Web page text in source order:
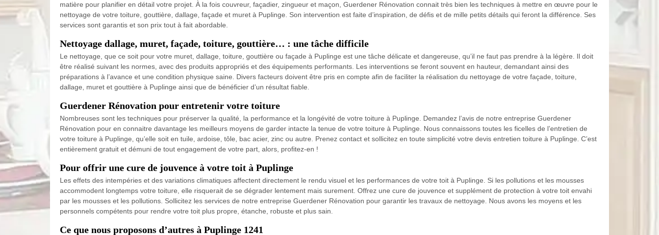
matière pour planifier en détail votre projet. À la fois couvreur, façadier, zingueur et maçon, Guerdener Rénovation connait très bien les techniques à mettre en œuvre pour le
nettoyage de votre toiture, gouttière, dallage, façade et muret à Puplinge. Son intervention est faite d’inspiration, de défis et de mille petits détails qui feront la différence. Ses
services sont garantis et son prix tout à fait abordable.
Nettoyage dallage, muret, façade, toiture, gouttière… : une tâche difficile
Le nettoyage, que ce soit pour votre muret, dallage, toiture, gouttière ou façade à Puplinge est une tâche délicate et dangereuse, qu’il ne faut pas prendre à la légère. Il doit
être réalisé suivant les normes, avec des produits appropriés et des équipements performants. Les interventions se feront souvent en hauteur, demandant ainsi des
préparations à l’avance et une condition physique saine. Divers facteurs doivent être pris en compte afin de faciliter la réalisation du nettoyage de votre façade, toiture,
dallage, muret et gouttière à Puplinge ainsi que de bénéficier d’un résultat fiable.
Guerdener Rénovation pour entretenir votre toiture
Nombreuses sont les techniques pour préserver la qualité, la performance et la longévité de votre toiture à Puplinge. Demandez l’avis de notre entreprise Guerdener
Rénovation pour en connaitre davantage les meilleurs moyens de garder intacte la tenue de votre toiture à Puplinge. Nous connaissons toutes les ficelles de l’entretien de
votre toiture à Puplinge, qu’elle soit en tuile, ardoise, tôle, bac acier, zinc ou autre. Prenez contact et sollicitez en toute simplicité votre devis entretien toiture à Puplinge. C’est
entièrement gratuit et démuni de tout engagement de votre part, alors, profitez-en !
Pour offrir une cure de jouvence à votre toit à Puplinge
Les effets des intempéries et des variations climatiques affectent directement le rendu visuel et les performances de votre toit à Puplinge. Si les pollutions et les mousses
accommodent longtemps votre toiture, elle risquerait de se dégrader lentement mais surement. Offrez une cure de jouvence et supplément de protection à votre toit envahi
par les mousses et les pollutions. Sollicitez les services de notre entreprise Guerdener Rénovation pour garantir les travaux de nettoyage. Nous avons les moyens et les
personnels compétents pour rendre votre toit plus propre, étanche, robuste et plus sain.
Ce que nous proposons d’autres à Puplinge 1241